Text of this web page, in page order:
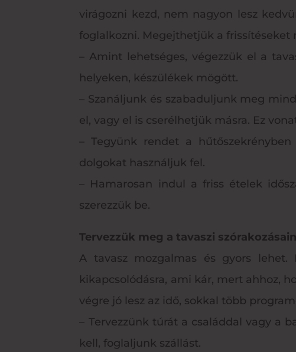
virágozni kezd, nem nagyon lesz
foglalkozni. Megejthetjük a frissítéseket
– Amint lehetséges, végezzük el a
helyeken, készülékek mögött.
– Szanáljunk és szabaduljunk meg
el, vagy el is cserélhetjük másra. Ez
– Tegyünk rendet a
dolgokat használjuk fel.
– Hamarosan indul a friss ételek
szerezzük be.
Tervezzük meg a tavaszi
A tavasz mozgalmas és gyors
kikapcsolódásra, ami kár, mert ahhoz,
végre jó lesz az idő, sokkal több
– Tervezzünk túrát a családdal vagy a
kell, foglaljunk szállást.